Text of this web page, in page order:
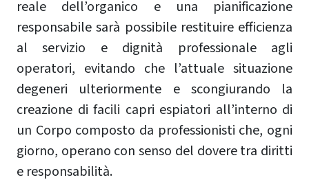
reale dell’organico e una pianificazione
responsabile sarà possibile restituire efficienza
al servizio e dignità professionale agli
operatori, evitando che l’attuale situazione
degeneri ulteriormente e scongiurando la
creazione di facili capri espiatori all’interno di
un Corpo composto da professionisti che, ogni
giorno, operano con senso del dovere tra diritti
e responsabilità.